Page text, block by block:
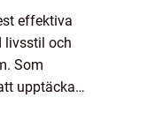
effektiva
livsstil och
Som
upptäcka